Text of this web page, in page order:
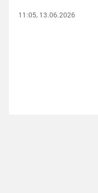
11:05, 13.06.2026